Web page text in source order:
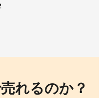
れるのか？